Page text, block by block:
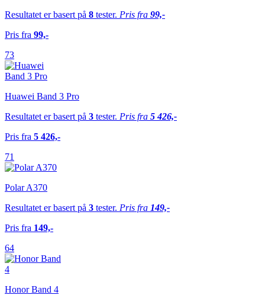
Resultatet er basert på 8 tester. Pris fra 99,-
Pris fra 99,-
73
Huawei Band 3 Pro
Resultatet er basert på 3 tester. Pris fra 5 426,-
Pris fra 5 426,-
71
Polar A370
Resultatet er basert på 3 tester. Pris fra 149,-
Pris fra 149,-
64
Honor Band 4